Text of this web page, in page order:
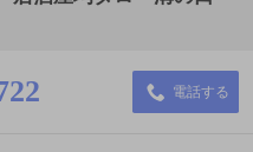
電話する